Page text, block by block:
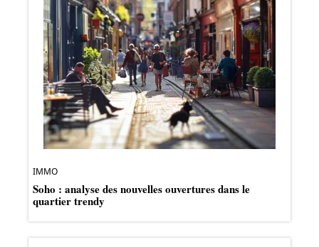
IMMO
Soho : analyse des nouvelles ouvertures dans le
quartier trendy